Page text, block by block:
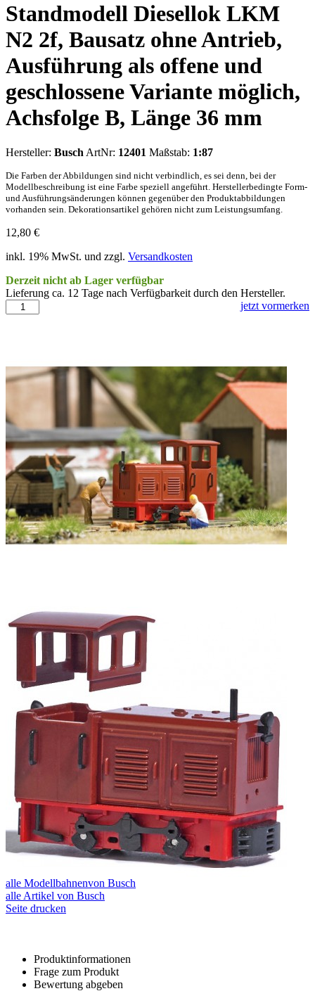
Standmodell Diesellok LKM
N2 2f, Bausatz ohne Antrieb,
Ausführung als offene und
geschlossene Variante möglich,
Achsfolge B, Länge 36 mm
Hersteller: Busch ArtNr: 12401 Maßstab: 1:87
Die Farben der Abbildungen sind nicht verbindlich, es sei denn, bei der
Modellbeschreibung ist eine Farbe speziell angeführt. Herstellerbedingte Form-
und Ausführungsänderungen können gegenüber den Produktabbildungen
vorhanden sein. Dekorationsartikel gehören nicht zum Leistungsumfang.
12,80 €
inkl. 19% MwSt. und zzgl. Versandkosten
Derzeit nicht ab Lager verfügbar
Lieferung ca. 12 Tage nach Verfügbarkeit durch den Hersteller.
jetzt vormerken
alle Modellbahnenvon Busch
alle Artikel von Busch
Seite drucken
Produktinformationen
Frage zum Produkt
Bewertung abgeben